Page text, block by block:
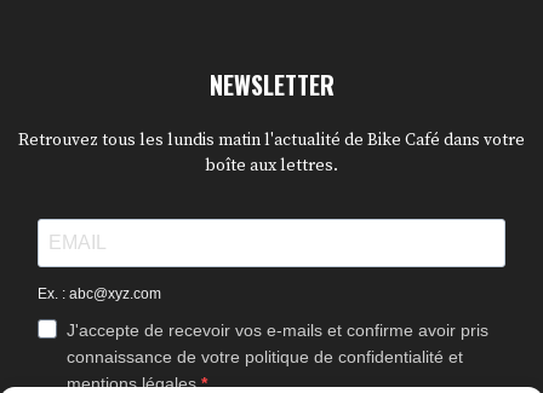
NEWSLETTER
Retrouvez tous les lundis matin l'actualité de Bike Café dans votre
boîte aux lettres.
Ex. : abc@xyz.com
J'accepte de recevoir vos e-mails et confirme avoir pris
connaissance de votre politique de confidentialité et
mentions légales.